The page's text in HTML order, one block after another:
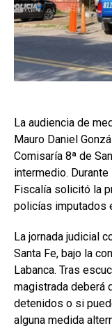
La audiencia de
Mauro Daniel
Comisaría 8ª de
intermedio.
Fiscalía solicitó la
policías imputados
La jornada judicial
Santa Fe, bajo la
Labanca. Tras
magistrada deberá
detenidos o si
alguna medida